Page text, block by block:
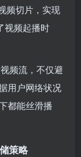
频切片，实现
视频起播时
频流，不仅避
用户网络状况
都能丝滑播
策略